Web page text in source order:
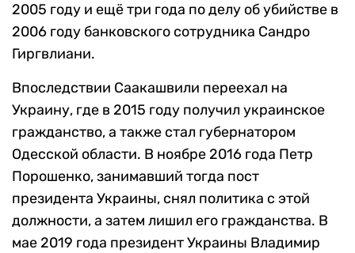
2005 году и ещё три года по делу об убийстве в
2006 году банковского сотрудника Сандро
Гиргвлиани.
Впоследствии Саакашвили переехал на
Украину, где в 2015 году получил украинское
гражданство, а также стал губернатором
Одесской области. В ноябре 2016 года Петр
Порошенко, занимавший тогда пост
президента Украины, снял политика с этой
должности, а затем лишил его гражданства. В
мае 2019 года президент Украины Владимир